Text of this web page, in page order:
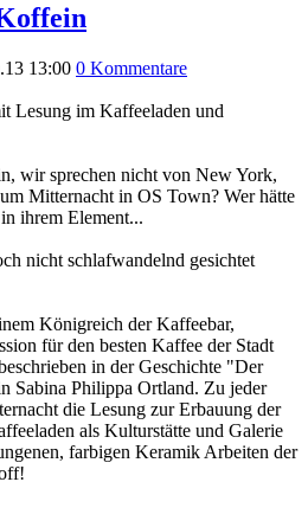
13:00 0 Kommentare
Lesung im Kaffeeladen und
wir sprechen nicht von New York,
Mitternacht in OS Town? Wer hätte
ihrem Element...
nicht schlafwandelnd gesichtet
Königreich der Kaffeebar,
für den besten Kaffee der Stadt
in der Geschichte "Der
Sabina Philippa Ortland. Zu jeder
die Lesung zur Erbauung der
als Kulturstätte und Galerie
farbigen Keramik Arbeiten der